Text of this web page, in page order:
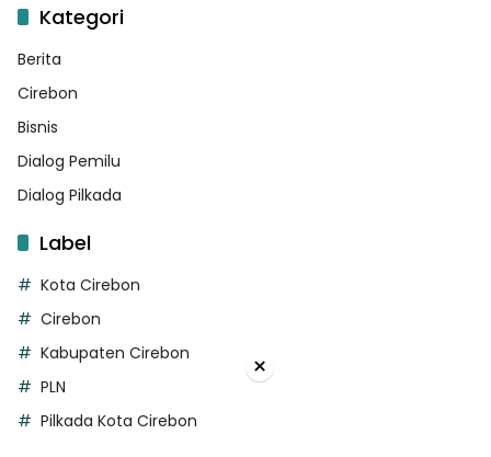
Kategori
Berita
Cirebon
Bisnis
Dialog Pemilu
Dialog Pilkada
Label
Kota Cirebon
Cirebon
Kabupaten Cirebon
PLN
Pilkada Kota Cirebon
×